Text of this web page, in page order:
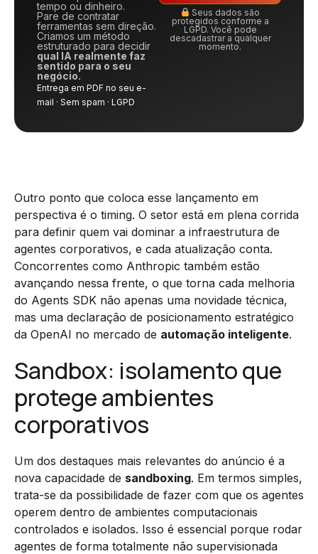
tempo ou dinheiro.
Pare de contratar
ferramentas sem direção.
Criamos um método
estruturado para decidir
qual IA realmente faz
sentido para o seu
negócio.
Entrega em PDF no seu e-
mail · Sem spam · LGPD
Seus dados são
protegidos conforme a
LGPD. Você pode
descadastrar a qualquer
momento.
Outro ponto que coloca esse lançamento em
perspectiva é o timing. O setor está em plena corrida
para definir quem vai dominar a infraestrutura de
agentes corporativos, e cada atualização conta.
Concorrentes como Anthropic também estão
avançando nessa frente, o que torna cada melhoria
do Agents SDK não apenas uma novidade técnica,
mas uma declaração de posicionamento estratégico
da OpenAI no mercado de automação inteligente.
Sandbox: isolamento que
protege ambientes
corporativos
Um dos destaques mais relevantes do anúncio é a
nova capacidade de sandboxing. Em termos simples,
trata-se da possibilidade de fazer com que os agentes
operem dentro de ambientes computacionais
controlados e isolados. Isso é essencial porque rodar
agentes de forma totalmente não supervisionada